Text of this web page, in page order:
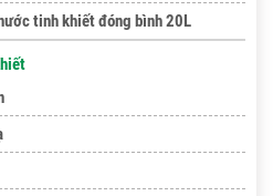
tinh khiết đóng bình 20L